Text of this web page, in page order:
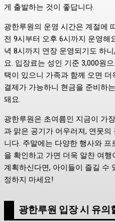
게 출발하는 것이 좋답니다.
광한루원의 운영 시간은 계절에
전 9시부터 오후 6시까지 운영해
녁 8시까지 연장 운영되기도 하
요. 입장료는 성인 기준 3,000원
택이 있으니 가족과 함께 오면
결제가 가능하니 현금을 준비하
돼요.
광한루원은 초여름인 지금이 가
과 맑은 공기가 어우러져, 연못
니다. 주말에는 다양한 행사와
을 확인하고 가면 더욱 알찬 여
계획하신다면, 아이들이 즐길 수
정하지 마세요!
광한루원 입장 시 유의